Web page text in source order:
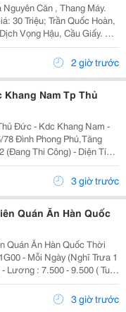
Căn , Thang Máy.
30 Triệu; Trần Quốc Hoàn,
Vọng Hậu, Cầu Giấy. +
0988289962 + Vỉa Hè Lớn,
Trí Gần Ngay...
2 giờ trước
Khang Nam Tp Thủ
Đức - Kdc Khang Nam -
Đình Phong Phú,Tăng
Thi Công) - Diện Tích
Diện Tích Công Nhận:
1 Trệt, 2 Lầu,...
3 giờ trước
Quán Ăn Hàn Quốc
Ăn Hàn Quốc Thời
Trưa 1
3 giờ trước